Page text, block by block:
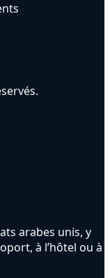
arabes unis, y
à l’hôtel ou à